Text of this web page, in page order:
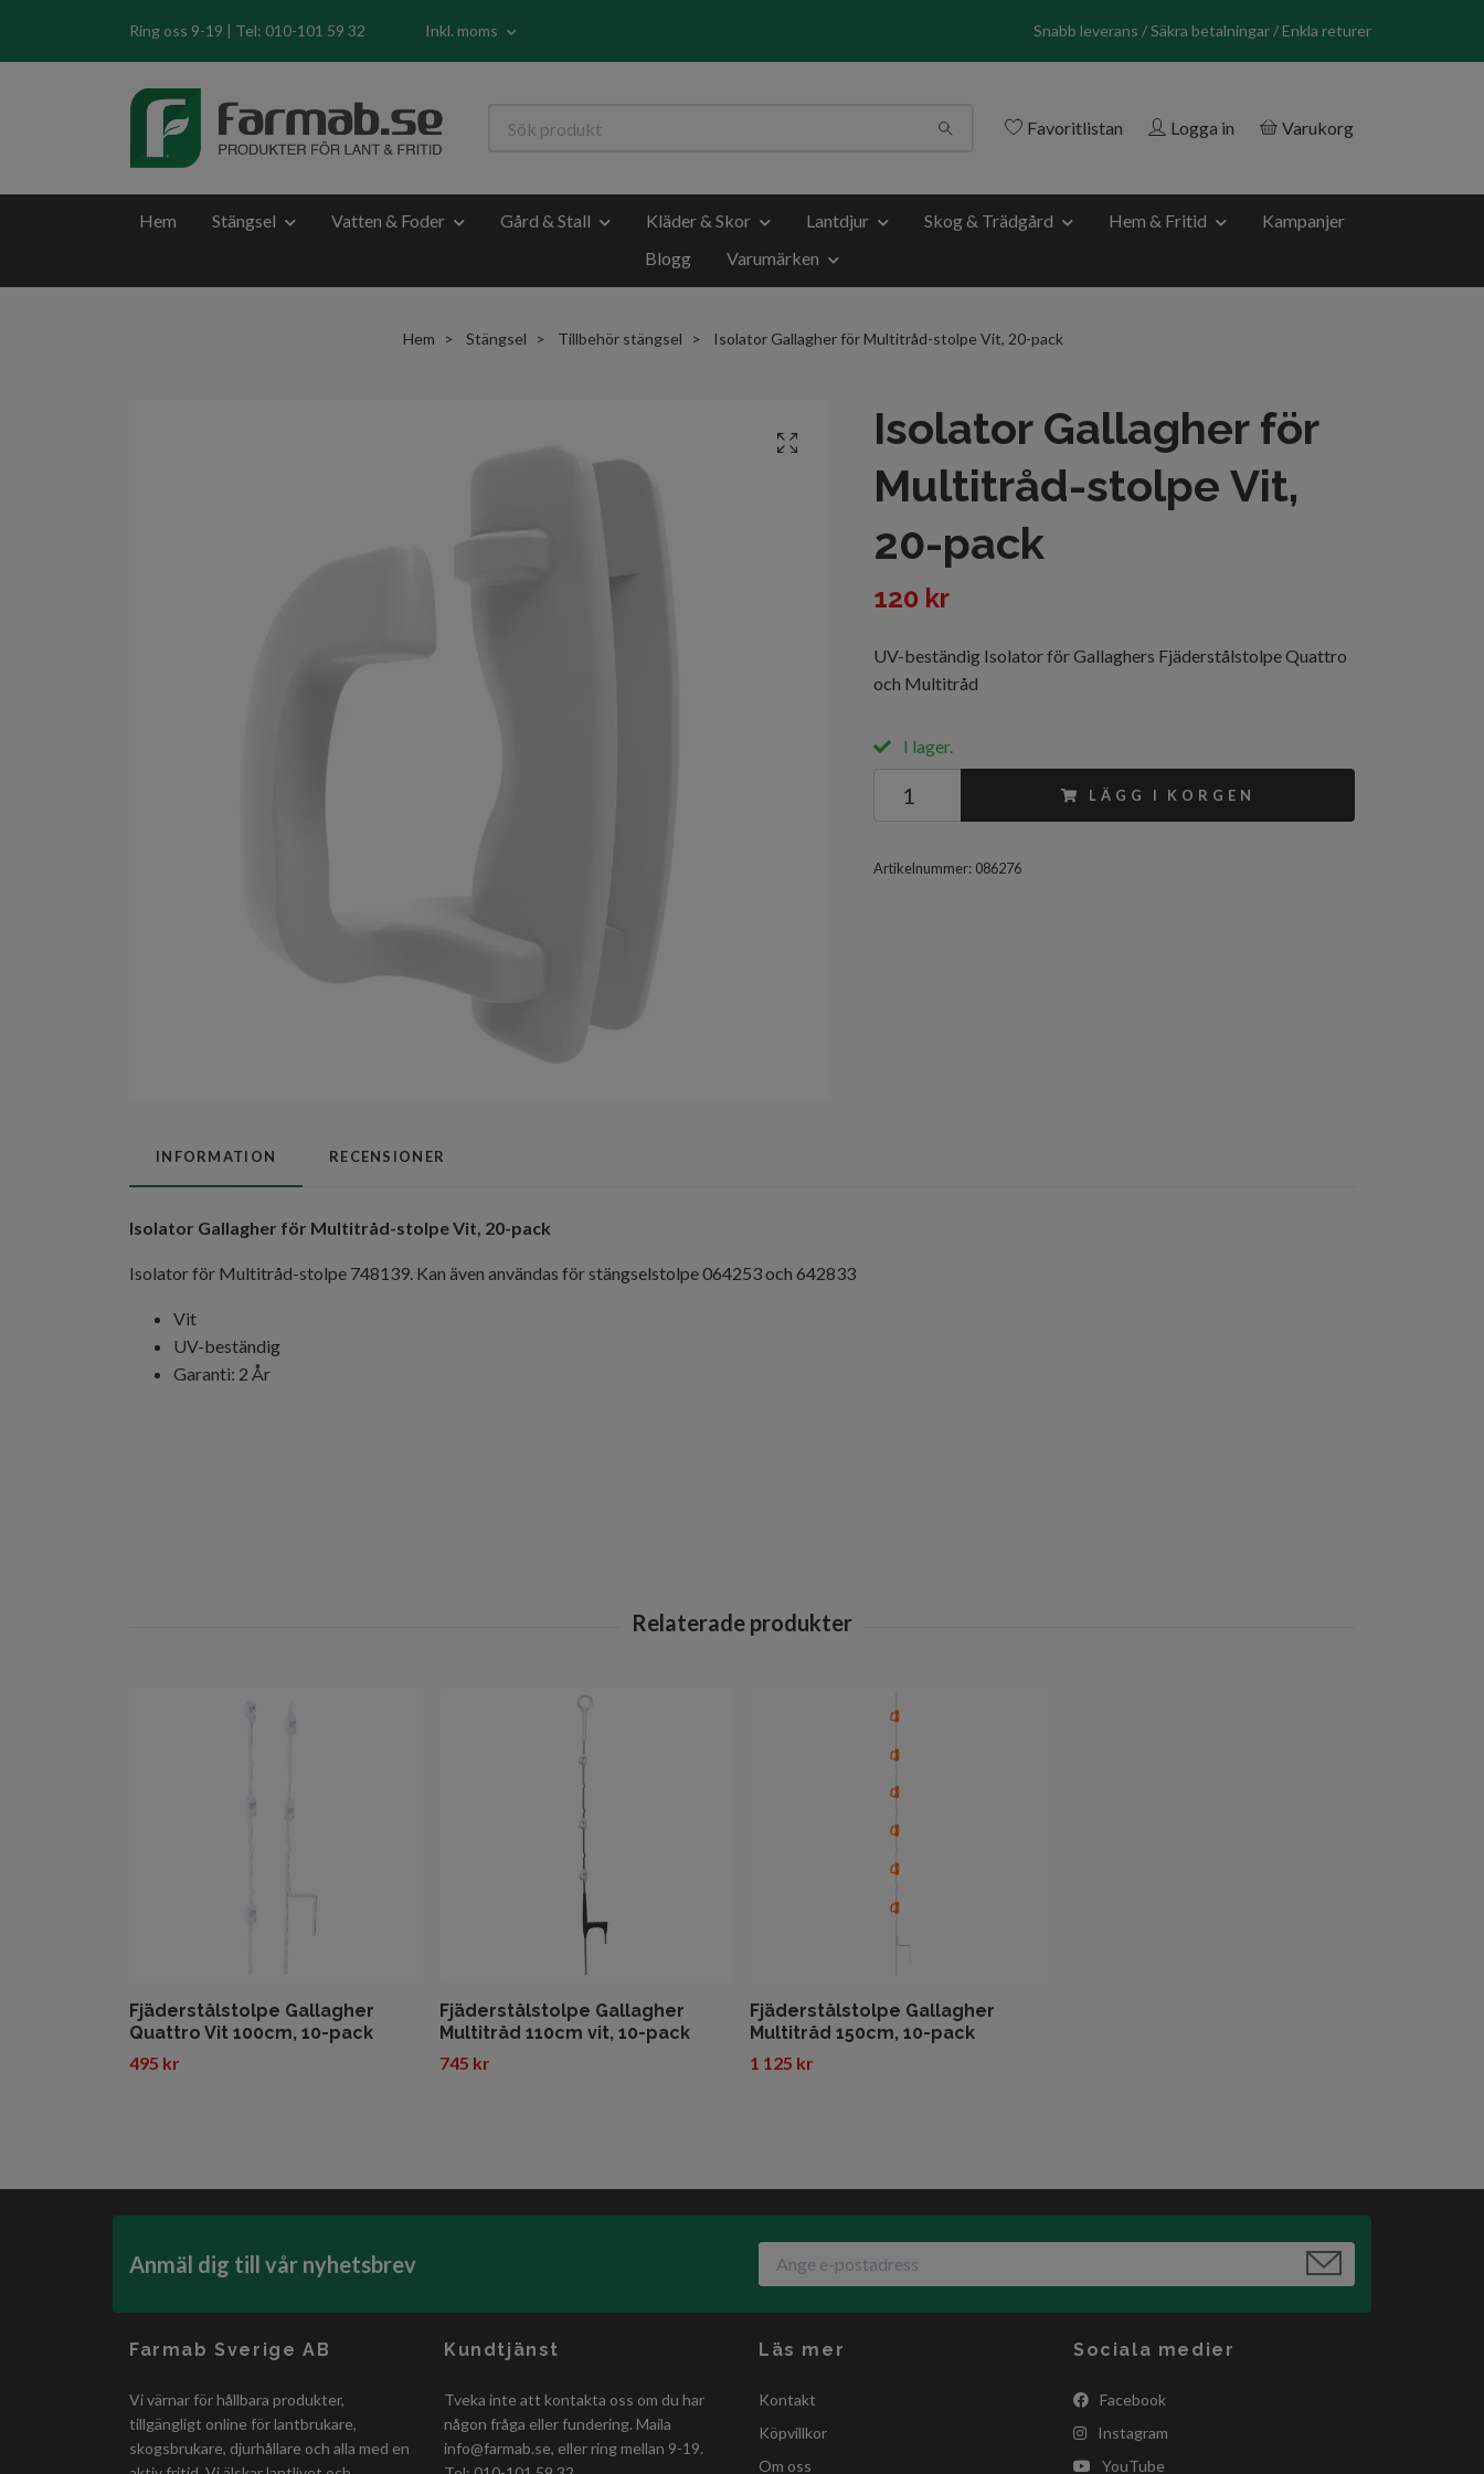
Ring oss 9-19 | Tel: 010-101 59 32 Inkl. moms Snabb leverans / Säkra betalningar / Enkla returer
Favoritlistan Logga in Varukorg
Hem Stängsel Vatten & Foder Gård & Stall Kläder & Skor Lantdjur Skog & Trädgård Hem & Fritid
Kampanjer
Blogg
Varumärken
Hem Stängsel Tillbehör stängsel Isolator Gallagher för Multitråd-stolpe Vit, 20-pack
Isolator Gallagher för
Multitråd-stolpe Vit,
20-pack
120 kr
UV-beständig Isolator för Gallaghers Fjäderstålstolpe Quattro
och Multitråd
I lager.
LÄGG I KORGEN
Artikelnummer: 086276
INFORMATION RECENSIONER
Isolator Gallagher för Multitråd-stolpe Vit, 20-pack
Isolator för Multitråd-stolpe 748139. Kan även användas för stängselstolpe 064253 och 642833
Vit
UV-beständig
Garanti: 2 År
Fjäderstålstolpe Gallagher
Quattro Vit 100cm, 10-pack
495 kr
Fjäderstålstolpe Gallagher
Multitråd 110cm vit, 10-pack
745 kr
Fjäderstålstolpe Gallagher
Multitråd 150cm, 10-pack
1 125 kr
Anmäl dig till vår nyhetsbrev
Farmab Sverige AB
Vi värnar för hållbara produkter,
tillgängligt online för lantbrukare,
skogsbrukare, djurhållare och alla med en
Kundtjänst
Tveka inte att kontakta oss om du har
någon fråga eller fundering. Maila
info@farmab.se, eller ring mellan 9-19.
Läs mer
Kontakt
Köpvillkor
Om oss
Sociala medier
Facebook
Instagram
YouTube